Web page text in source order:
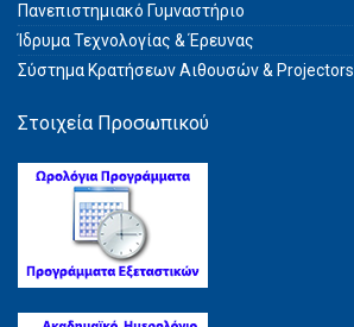
Πανεπιστημιακό Γυμναστήριο
Ίδρυμα Τεχνολογίας & Έρευνας
Σύστημα Kρατήσεων Αιθουσών & Projectors
Στοιχεία Προσωπικού